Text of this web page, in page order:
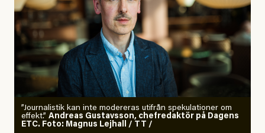
”Journalistik kan inte modereras utifrån spekulationer om
effekt.” Andreas Gustavsson, chefredaktör på Dagens
ETC. Foto: Magnus Lejhall / TT /